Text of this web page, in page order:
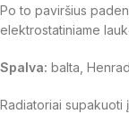
Po to paviršius
elektrostatiniame
Spalva: balta,
Radiatoriai supakuoti